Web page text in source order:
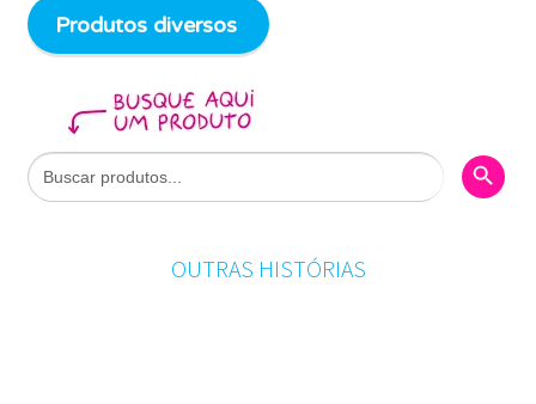
Produtos diversos
Search
for:
Search
OUTRAS HISTÓRIAS